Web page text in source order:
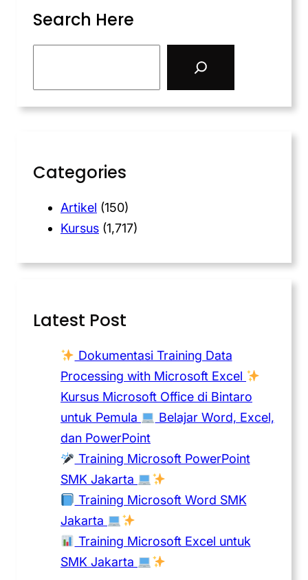
Search Here
Categories
Artikel (150)
Kursus (1,717)
Latest Post
Dokumentasi Training Data
Processing with Microsoft Excel
Kursus Microsoft Office di Bintaro
untuk Pemula
Belajar Word, Excel,
dan PowerPoint
Training Microsoft PowerPoint
SMK Jakarta
Training Microsoft Word SMK
Jakarta
Training Microsoft Excel untuk
SMK Jakarta